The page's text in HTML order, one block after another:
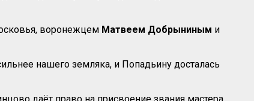
воронежцем Матвеем Добрыниным и
нашего земляка, и Попадьину досталась